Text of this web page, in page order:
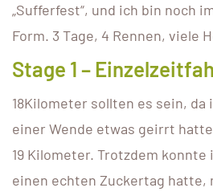
„Sufferfest“, und ich bin noch
Form. 3 Tage, 4 Rennen, viele
Stage 1 –
18Kilometer sollten es sein, da
einer Wende etwas geirrt
19 Kilometer. Trotzdem konnte
einen echten Zuckertag hatte,